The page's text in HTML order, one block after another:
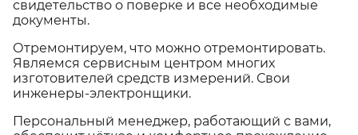
свидетельство о поверке и все необходимые
документы.
Отремонтируем, что можно отремонтировать.
Являемся сервисным центром многих
изготовителей средств измерений. Свои
инженеры-электронщики.
Персональный менеджер, работающий с вами,